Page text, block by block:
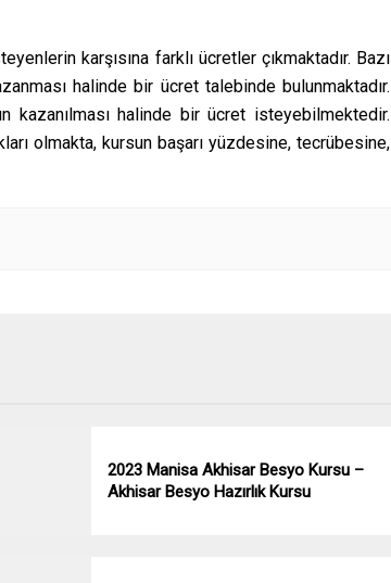
karşısına farklı ücretler çıkmaktadır. Bazı
halinde bir ücret talebinde bulunmaktadır.
kazanılması halinde bir ücret isteyebilmektedir.
olmakta, kursun başarı yüzdesine, tecrübesine,
2023 Manisa Akhisar Besyo Kursu –
Akhisar Besyo Hazırlık Kursu